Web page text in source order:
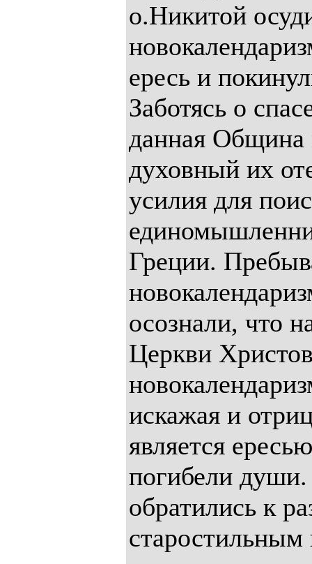
о.Никитой
ересь и
Заботясь о
данная Община
духовный их
усилия для
Греции.
осознали, что
Церкви
искажая и
является
погибели
обратились к